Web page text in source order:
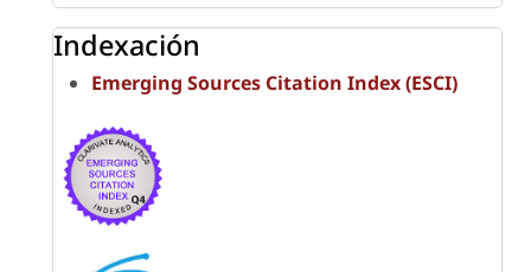
Indexación
Emerging Sources Citation Index (ESCI)